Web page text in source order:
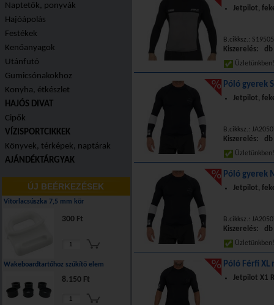
Naptetők, ponyvák
Hajóápolás
Festékek
Kenőanyagok
Utánfutó
Gumicsónakokhoz
Konyha, étkészlet
HAJÓS DIVAT
Cipők
VÍZISPORTCIKKEK
Könyvek, térképek, naptárak
AJÁNDÉKTÁRGYAK
ÚJ BEÉRKEZÉSEK
Vitorlacsúszka 7,5 mm kör
300 Ft
Wakeboardtartóhoz szűkítő elem
8.150 Ft
Jetpilot,
B.cikksz.:
Kiszerelés: db
Póló gyerek
Jetpilot,
B.cikksz.:
Kiszerelés: db
Póló gyerek
Jetpilot,
B.cikksz.:
Kiszerelés: db
Póló Férfi
Jetpilot X1